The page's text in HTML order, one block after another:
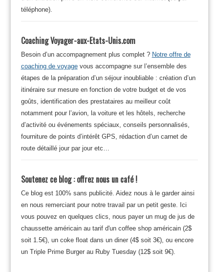
téléphone).
Coaching Voyager-aux-Etats-Unis.com
Besoin d’un accompagnement plus complet ? Notre offre de
coaching de voyagevous accompagne sur l’ensemble des
étapes de la préparation d’un séjour inoubliable : création d’un
itinéraire sur mesure en fonction de votre budget et de vos
goûts, identification des prestataires au meilleur coût
notamment pour l’avion, la voiture et les hôtels, recherche
d’activité ou événements spéciaux, conseils personnalisés,
fourniture de points d’intérêt GPS, rédaction d’un carnet de
route détaillé jour par jour etc…
Soutenez ce blog : offrez nous un café !
Ce blog est 100% sans publicité. Aidez nous à le garder ainsi
en nous remerciant pour notre travail par un petit geste. Ici
vous pouvez en quelques clics, nous payer un mug de jus de
chaussette américain au tarif d'un coffee shop américain (2$
soit 1.5€), un coke float dans un diner (4$ soit 3€), ou encore
un Triple Prime Burger au Ruby Tuesday (12$ soit 9€).